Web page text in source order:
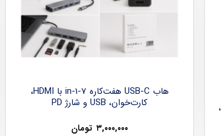
هاب USB-C شش‌کاره با HDMI 4K، شارژ PD،
هاب USB-C هفت‌کاره 7-in-1 با HDMI،
کارت‌خوان، USB و شارژ PD
۳,۰۰۰,۰۰۰ تومان